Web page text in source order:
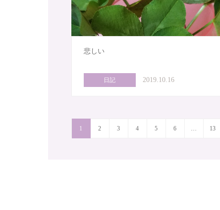
悲しい
日記 2019.10.16
1 2 3 4 5 6 … 13